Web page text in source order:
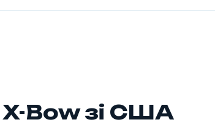
X-Bow зі США